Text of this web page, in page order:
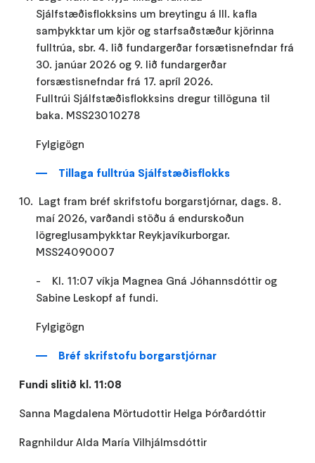
Sjálfstæðisflokksins um breytingu á III. kafla
samþykktar um kjör og starfsaðstæður kjörinna
fulltrúa, sbr. 4. lið fundargerðar forsætisnefndar frá
30. janúar 2026 og 9. lið fundargerðar
forsæstisnefndar frá 17. apríl 2026.
Fulltrúi Sjálfstæðisflokksins dregur tillöguna til
baka. MSS23010278
Fylgigögn
Tillaga fulltrúa Sjálfstæðisflokks
Lagt fram bréf skrifstofu borgarstjórnar, dags. 8.
maí 2026, varðandi stöðu á endurskoðun
lögreglusamþykktar Reykjavíkurborgar.
MSS24090007
- Kl. 11:07 víkja Magnea Gná Jóhannsdóttir og
Sabine Leskopf af fundi.
Fylgigögn
Bréf skrifstofu borgarstjórnar
Fundi slitið kl. 11:08
Sanna Magdalena Mörtudottir Helga Þórðardóttir
Ragnhildur Alda María Vilhjálmsdóttir